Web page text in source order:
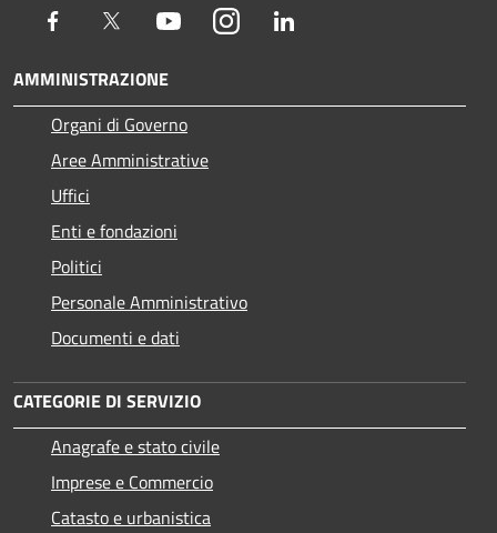
Facebook Twitter YoutubeInstagram
AMMINISTRAZIONE
Organi di Governo
Aree Amministrative
Uffici
Enti e fondazioni
Politici
Personale Amministrativo
Documenti e dati
CATEGORIE DI SERVIZIO
Anagrafe e stato civile
Imprese e Commercio
Catasto e urbanistica